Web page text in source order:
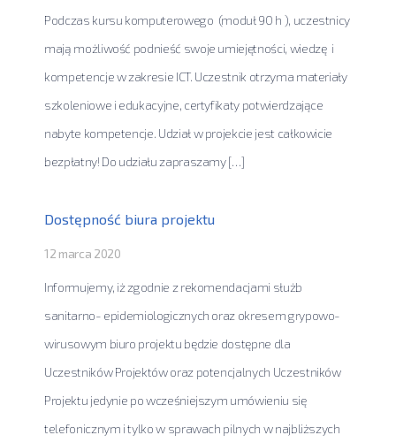
Podczas kursu komputerowego (moduł 90 h ), uczestnicy
mają możliwość podnieść swoje umiejętności, wiedzę i
kompetencje w zakresie ICT. Uczestnik otrzyma materiały
szkoleniowe i edukacyjne, certyfikaty potwierdzające
nabyte kompetencje. Udział w projekcie jest całkowicie
bezpłatny! Do udziału zapraszamy […]
Dostępność biura projektu
12 marca 2020
Informujemy, iż zgodnie z rekomendacjami służb
sanitarno- epidemiologicznych oraz okresem grypowo-
wirusowym biuro projektu będzie dostępne dla
Uczestników Projektów oraz potencjalnych Uczestników
Projektu jedynie po wcześniejszym umówieniu się
telefonicznym i tylko w sprawach pilnych w najbliższych